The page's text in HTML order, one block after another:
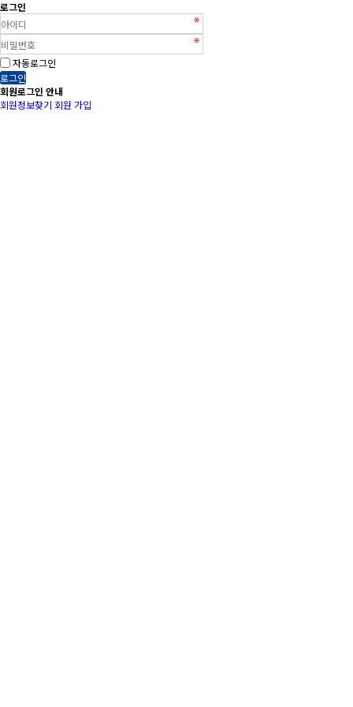
로그인
자동로그인
로그인
회원로그인 안내
회원정보찾기 회원 가입